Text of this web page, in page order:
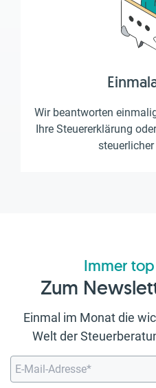
Wir beantworten
Ihre Steuererklärung
Immer
Zum
Einmal im Monat die
Welt der